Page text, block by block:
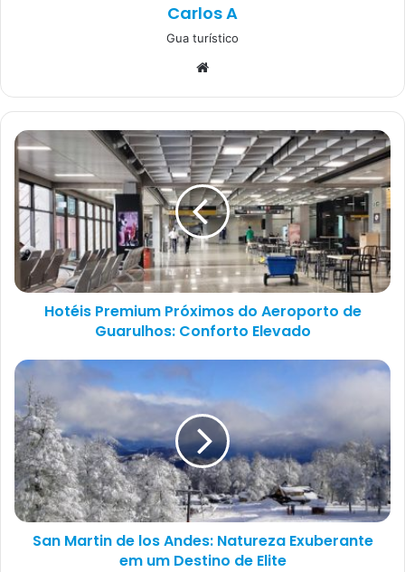
Carlos A
Gua turístico
Hotéis Premium Próximos do Aeroporto de
Guarulhos: Conforto Elevado
San Martin de los Andes: Natureza Exuberante
em um Destino de Elite